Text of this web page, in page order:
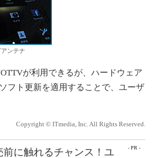
アンテナ
が利用できるが、ハードウェア
フト更新を適用することで、ユーザ
Copyright © ITmedia, Inc. All Rights Reserved.
- PR -
に触れるチャンス！ユ